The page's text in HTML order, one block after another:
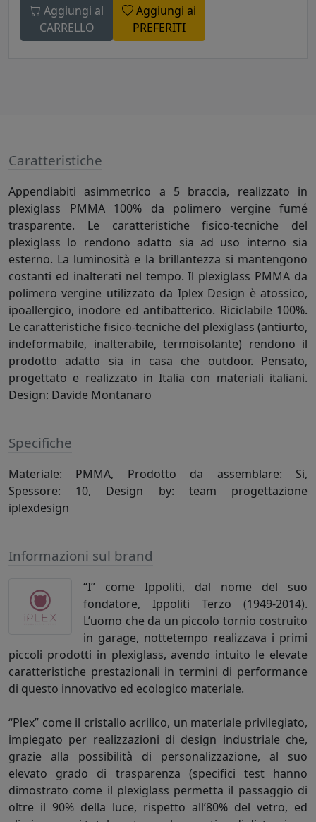
Aggiungi al
CARRELLO
Aggiungi ai
PREFERITI
Caratteristiche
Appendiabiti asimmetrico a 5 braccia, realizzato in
plexiglass PMMA 100% da polimero vergine fumé
trasparente. Le caratteristiche fisico-tecniche del
plexiglass lo rendono adatto sia ad uso interno sia
esterno. La luminosità e la brillantezza si mantengono
costanti ed inalterati nel tempo. Il plexiglass PMMA da
polimero vergine utilizzato da Iplex Design è atossico,
ipoallergico, inodore ed antibatterico. Riciclabile 100%.
Le caratteristiche fisico-tecniche del plexiglass (antiurto,
indeformabile, inalterabile, termoisolante) rendono il
prodotto adatto sia in casa che outdoor. Pensato,
progettato e realizzato in Italia con materiali italiani.
Design: Davide Montanaro
Specifiche
Materiale: PMMA, Prodotto da assemblare: Si,
Spessore: 10, Design by: team progettazione
iplexdesign
Informazioni sul brand
“I” come Ippoliti, dal nome del suo
fondatore, Ippoliti Terzo (1949-2014).
L’uomo che da un piccolo tornio costruito
in garage, nottetempo realizzava i primi
piccoli prodotti in plexiglass, avendo intuito le elevate
caratteristiche prestazionali in termini di performance
di questo innovativo ed ecologico materiale.
“Plex” come il cristallo acrilico, un materiale privilegiato,
impiegato per realizzazioni di design industriale che,
grazie alla possibilità di personalizzazione, al suo
elevato grado di trasparenza (specifici test hanno
dimostrato come il plexiglass permetta il passaggio di
oltre il 90% della luce, rispetto all’80% del vetro, ed